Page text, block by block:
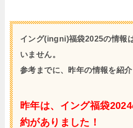
イング(ingni)福袋2025の情報
いません。
参考までに、昨年の情報を紹介
昨年は、イング福袋
約がありました！